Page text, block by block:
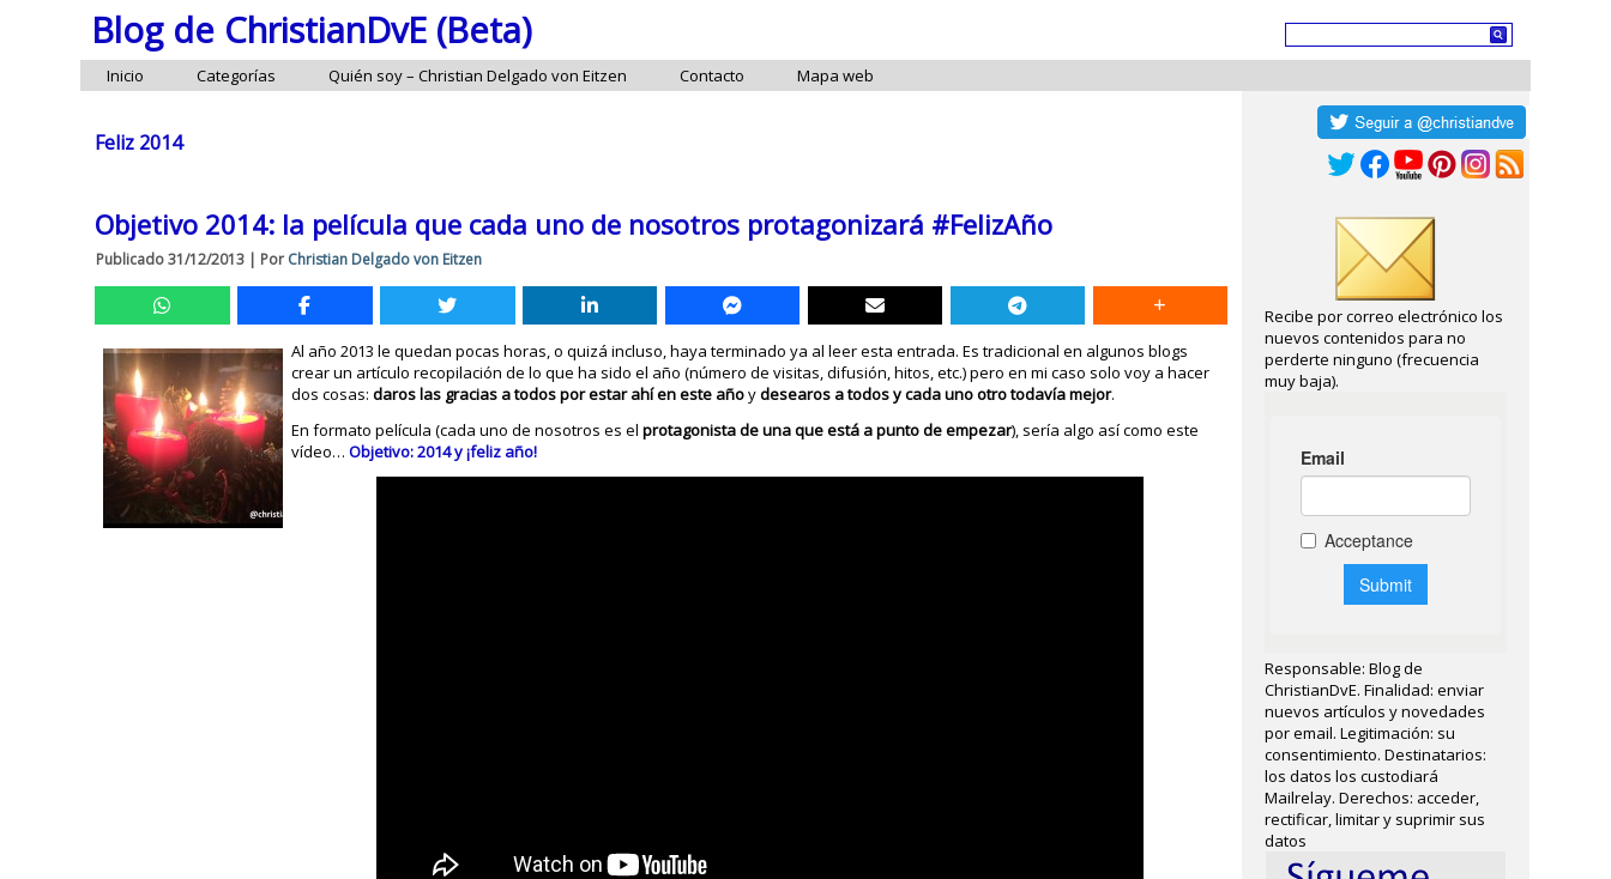
Blog de ChristianDvE (Beta)
Inicio Categorías Quién soy – Christian Delgado von Eitzen Contacto Mapa web
Feliz 2014
Objetivo 2014: la película que cada uno de nosotros protagonizará #FelizAño
Publicado31/12/2013 | Por Christian Delgado von Eitzen
Al año 2013 le quedan pocas horas, o quizá incluso, haya terminado ya al leer esta entrada. Es tradicional en algunos blogs
crear un artículo recopilación de lo que ha sido el año (número de visitas, difusión, hitos, etc.) pero en mi caso solo voy a hacer
dos cosas:daros las gracias a todos por estar ahí en este añoydesearos a todos y cada uno otro todavía mejor.
En formato película (cada uno de nosotros es elprotagonista de una que está a punto de empezar), sería algo así como este
vídeo…Objetivo: 2014 y ¡feliz año!
Recibe por correo electrónico los
nuevos contenidos para no
perderte ninguno (frecuencia
muy baja).
Responsable: Blog de
ChristianDvE. Finalidad: enviar
nuevos artículos y novedades
por email. Legitimación: su
consentimiento. Destinatarios:
los datos los custodiará
Mailrelay. Derechos: acceder,
rectificar, limitar y suprimir sus
datos